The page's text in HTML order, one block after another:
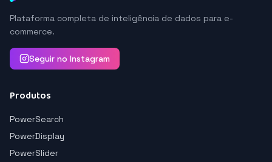
Plataforma completa de inteligência de dados para e-
commerce.
Seguir no Instagram
Produtos
PowerSearch
PowerDisplay
PowerSlider